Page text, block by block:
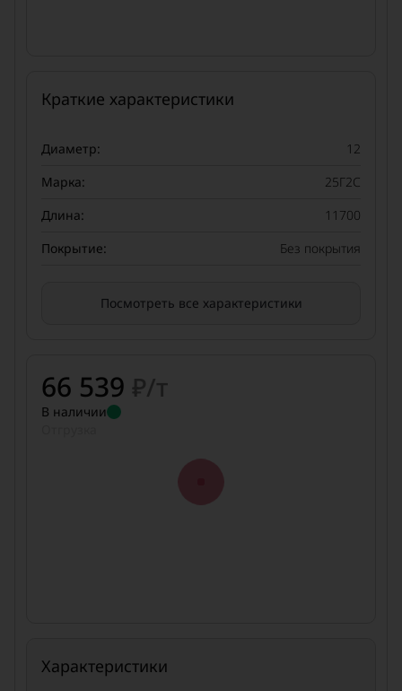
Краткие характеристики
Диаметр:
12
Марка:
25Г2С
Длина:
11700
Покрытие:
Без покрытия
Посмотреть все характеристики
66 539 ₽/т
В наличии
Характеристики